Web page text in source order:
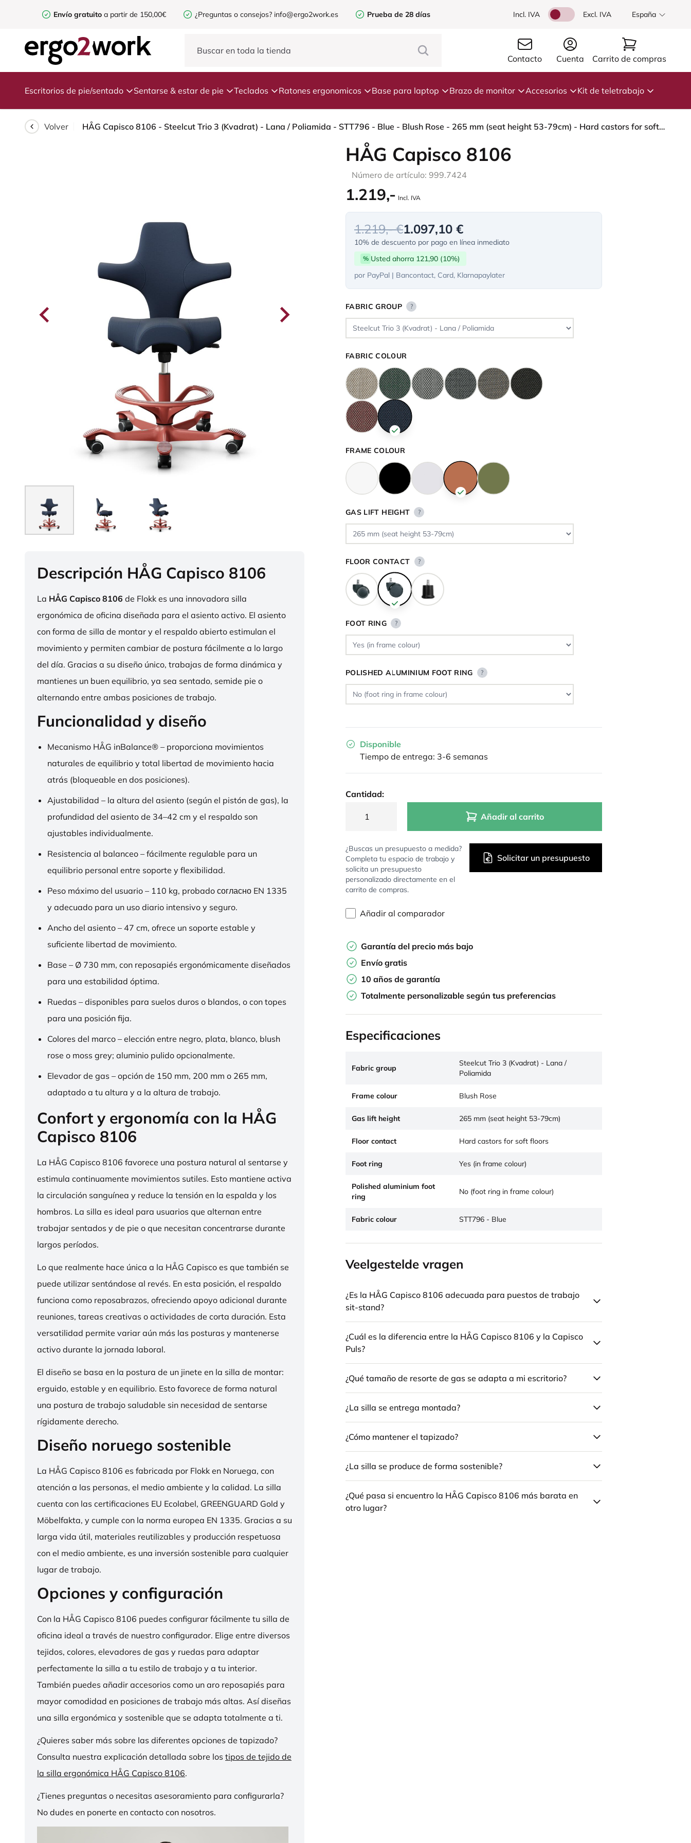
Envío gratuito a partir de 150,00€ ¿Preguntas o consejos? info@ergo2work.es Prueba de 28 días Incl. IVA Excl. IVA España
Contacto Cuenta Carrito de compras
Escritorios de pie/sentado Sentarse & estar de pie Teclados Ratones ergonomicos Base para laptop Brazo de monitor Accesorios Kit de teletrabajo
Volver HÅG Capisco 8106 - Steelcut Trio 3 (Kvadrat) - Lana / Poliamida - STT796 - Blue - Blush Rose - 265 mm (seat height 53-79cm) - Hard castors for soft floors
Descripción HÅG Capisco 8106
La HÅG Capisco 8106 de Flokk es una innovadora silla
ergonómica de oficina diseñada para el asiento activo. El asiento
con forma de silla de montar y el respaldo abierto estimulan el
movimiento y permiten cambiar de postura fácilmente a lo largo
del día. Gracias a su diseño único, trabajas de forma dinámica y
mantienes un buen equilibrio, ya sea sentado, semide pie o
alternando entre ambas posiciones de trabajo.
Funcionalidad y diseño
Mecanismo HÅG inBalance® – proporciona movimientos
naturales de equilibrio y total libertad de movimiento hacia
atrás (bloqueable en dos posiciones).
Ajustabilidad – la altura del asiento (según el pistón de gas), la
profundidad del asiento de 34–42 cm y el respaldo son
ajustables individualmente.
Resistencia al balanceo – fácilmente regulable para un
equilibrio personal entre soporte y flexibilidad.
Peso máximo del usuario – 110 kg, probado согласно EN 1335
y adecuado para un uso diario intensivo y seguro.
Ancho del asiento – 47 cm, ofrece un soporte estable y
suficiente libertad de movimiento.
Base – Ø 730 mm, con reposapiés ergonómicamente diseñados
para una estabilidad óptima.
Ruedas – disponibles para suelos duros o blandos, o con topes
para una posición fija.
Colores del marco – elección entre negro, plata, blanco, blush
rose o moss grey; aluminio pulido opcionalmente.
Elevador de gas – opción de 150 mm, 200 mm o 265 mm,
adaptado a tu altura y a la altura de trabajo.
Confort y ergonomía con la HÅG
Capisco 8106
La HÅG Capisco 8106 favorece una postura natural al sentarse y
estimula continuamente movimientos sutiles. Esto mantiene activa
la circulación sanguínea y reduce la tensión en la espalda y los
hombros. La silla es ideal para usuarios que alternan entre
trabajar sentados y de pie o que necesitan concentrarse durante
largos períodos.
Lo que realmente hace única a la HÅG Capisco es que también se
puede utilizar sentándose al revés. En esta posición, el respaldo
funciona como reposabrazos, ofreciendo apoyo adicional durante
reuniones, tareas creativas o actividades de corta duración. Esta
versatilidad permite variar aún más las posturas y mantenerse
activo durante la jornada laboral.
El diseño se basa en la postura de un jinete en la silla de montar:
erguido, estable y en equilibrio. Esto favorece de forma natural
una postura de trabajo saludable sin necesidad de sentarse
rígidamente derecho.
Diseño noruego sostenible
La HÅG Capisco 8106 es fabricada por Flokk en Noruega, con
atención a las personas, el medio ambiente y la calidad. La silla
cuenta con las certificaciones EU Ecolabel, GREENGUARD Gold y
Möbelfakta, y cumple con la norma europea EN 1335. Gracias a su
larga vida útil, materiales reutilizables y producción respetuosa
con el medio ambiente, es una inversión sostenible para cualquier
lugar de trabajo.
Opciones y configuración
Con la HÅG Capisco 8106 puedes configurar fácilmente tu silla de
oficina ideal a través de nuestro configurador. Elige entre diversos
tejidos, colores, elevadores de gas y ruedas para adaptar
perfectamente la silla a tu estilo de trabajo y a tu interior.
También puedes añadir accesorios como un aro reposapiés para
mayor comodidad en posiciones de trabajo más altas. Así diseñas
una silla ergonómica y sostenible que se adapta totalmente a ti.
¿Quieres saber más sobre las diferentes opciones de tapizado?
Consulta nuestra explicación detallada sobre los tipos de tejido de
la silla ergonómica HÅG Capisco 8106.
¿Tienes preguntas o necesitas asesoramiento para configurarla?
No dudes en ponerte en contacto con nosotros.
HÅG Capisco 8106
Número de artículo: 999.7424
1.219,- Incl. IVA
1.219,- €1.097,10 €
10% de descuento por pago en línea inmediato
% Usted ahorra 121,90 (10%)
por PayPal | Bancontact, Card, Klarnapaylater
FABRIC GROUP ?
FABRIC COLOUR
FRAME COLOUR
GAS LIFT HEIGHT ?
FLOOR CONTACT ?
FOOT RING ?
POLISHED ALUMINIUM FOOT RING ?
Disponible
Tiempo de entrega: 3-6 semanas
Cantidad:
Añadir al carrito
¿Buscas un presupuesto a medida?
Completa tu espacio de trabajo y
solicita un presupuesto
personalizado directamente en el
carrito de compras.
Solicitar un presupuesto
Añadir al comparador
Garantía del precio más bajo
Envío gratis
10 años de garantía
Totalmente personalizable según tus preferencias
Especificaciones
Fabric group
Steelcut Trio 3 (Kvadrat) - Lana /
Poliamida
Frame colour Blush Rose
Gas lift height 265 mm (seat height 53-79cm)
Floor contact Hard castors for soft floors
Foot ring Yes (in frame colour)
Polished aluminium foot
ring
No (foot ring in frame colour)
Fabric colour STT796 - Blue
Veelgestelde vragen
¿Es la HÅG Capisco 8106 adecuada para puestos de trabajo
sit-stand?
¿Cuál es la diferencia entre la HÅG Capisco 8106 y la Capisco
Puls?
¿Qué tamaño de resorte de gas se adapta a mi escritorio?
¿La silla se entrega montada?
¿Cómo mantener el tapizado?
¿La silla se produce de forma sostenible?
¿Qué pasa si encuentro la HÅG Capisco 8106 más barata en
otro lugar?